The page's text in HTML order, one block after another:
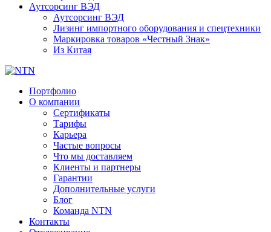
Аутсорсинг ВЭД
Аутсорсинг ВЭД
Лизинг импортного оборудования и спецтехники
Маркировка товаров «Честный Знак»
Из Китая
Портфолио
О компании
Сертификаты
Тарифы
Карьера
Частые вопросы
Что мы доставляем
Клиенты и партнеры
Гарантии
Дополнительные услуги
Блог
Команда NTN
Контакты